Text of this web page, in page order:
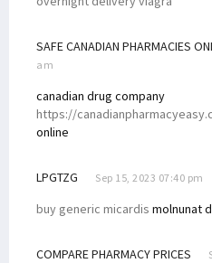
SAFE CANADIAN PHARMACIES
am
canadian drug company
https://
online
LPGTZG Sep 15, 2023 07:40 pm
buy generic micardis molnunat
COMPARE PHARMACY PRICES